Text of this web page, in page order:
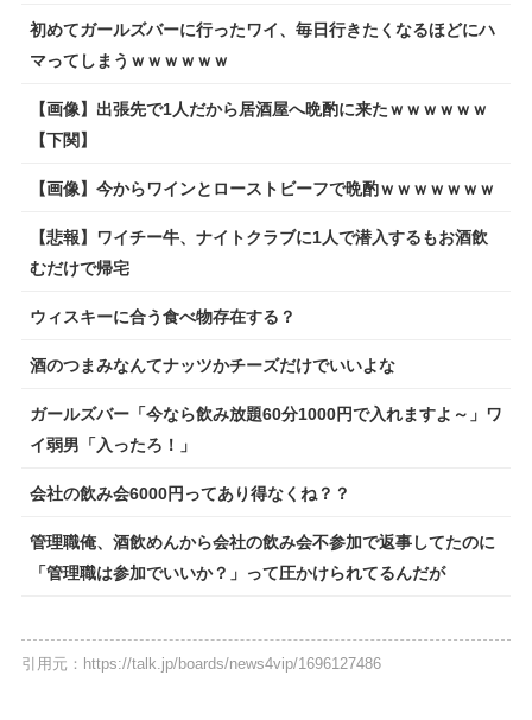
初めてガールズバーに行ったワイ、毎日行きたくなるほどにハ
マってしまうｗｗｗｗｗｗ
【画像】出張先で1人だから居酒屋へ晩酌に来たｗｗｗｗｗｗ
【下関】
【画像】今からワインとローストビーフで晩酌ｗｗｗｗｗｗｗ
【悲報】ワイチー牛、ナイトクラブに1人で潜入するもお酒飲
むだけで帰宅
ウィスキーに合う食べ物存在する？
酒のつまみなんてナッツかチーズだけでいいよな
ガールズバー「今なら飲み放題60分1000円で入れますよ～」ワ
イ弱男「入ったろ！」
会社の飲み会6000円ってあり得なくね？？
管理職俺、酒飲めんから会社の飲み会不参加で返事してたのに
「管理職は参加でいいか？」って圧かけられてるんだが
引用元：https://talk.jp/boards/news4vip/1696127486